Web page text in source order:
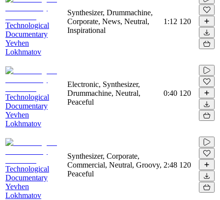
Technological
Documentary
Yevhen
Lokhmatov
Synthesizer, Drummachine,
Corporate, News, Neutral,
Inspirational
1:12 120
Technological
Documentary
Yevhen
Lokhmatov
Electronic, Synthesizer,
Drummachine, Neutral,
Peaceful
0:40 120
Technological
Documentary
Yevhen
Lokhmatov
Synthesizer, Corporate,
Commercial, Neutral, Groovy,
Peaceful
2:48 120